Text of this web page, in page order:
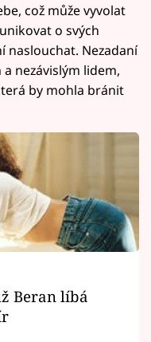
což může vyvolat
o svých
naslouchat. Nezadaní
nezávislým lidem,
by mohla bránit
Beran líbá